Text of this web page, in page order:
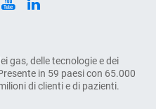
gas, delle tecnologie e dei
in 59 paesi con 65.000
di clienti e di pazienti.